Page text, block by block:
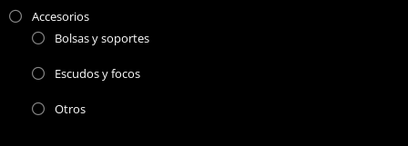
Accesorios
Bolsas y soportes
Escudos y focos
Otros